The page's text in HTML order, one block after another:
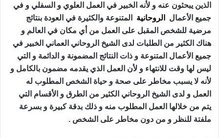
الذين يبحثون عنه و لأنه الخبير في العمل العلوي و السفلي و في
جميع الأعمال
الروحانية
المتنوعة والكثيرة في العودة بنتائج
مرضية للشخص المقبل على العمل من أي مكان في العالم و
هناك الكثير من الطلبات لدى الشيخ الروحاني العماني الخبير في
جميع الأعمال المتنوعة و ذات النتائج المضمونة و الدائمة و التي
ليس لها وقت للانتهاء و لأن العمل الذي يقدمه مضمون بالكامل و
لأنه لا يسبب مخاطر على صحة و حياة الشخص المطلوب له
العمل و لدى الشيخ الروحاني الكثير من الطرق و الأقسام التي
يتم من خلالها العمل المطلوب منه و ذلك بدقة كبيرة و بسرعة
ملفتة للنظر و من دون مخاطر على الشخص .